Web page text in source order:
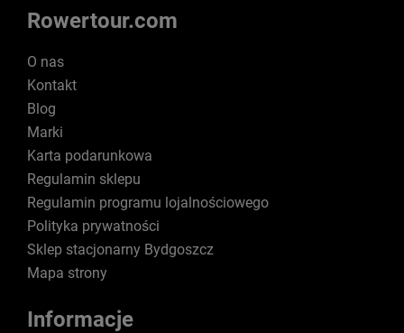
Rowertour.com
O nas
Kontakt
Blog
Marki
Karta podarunkowa
Regulamin sklepu
Regulamin programu lojalnościowego
Polityka prywatności
Sklep stacjonarny Bydgoszcz
Mapa strony
Informacje